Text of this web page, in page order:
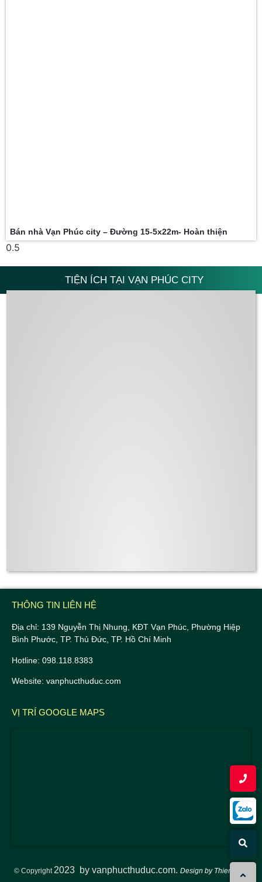
Bán nhà Vạn Phúc city – Đường 15-5x22m- Hoàn thiện
TIỆN ÍCH TẠI VẠN PHÚC CITY
THÔNG TIN LIÊN HỆ
Địa chỉ: 139 Nguyễn Thị Nhung, KĐT Vạn Phúc, Phường Hiệp
Bình Phước, TP. Thủ Đức, TP. Hồ Chí Minh
Hotline: 098.118.8383
Website: vanphucthuduc.com
VỊ TRÍ GOOGLE MAPS
© Copyright 2023 by vanphucthuduc.com. Design by ThienTuan